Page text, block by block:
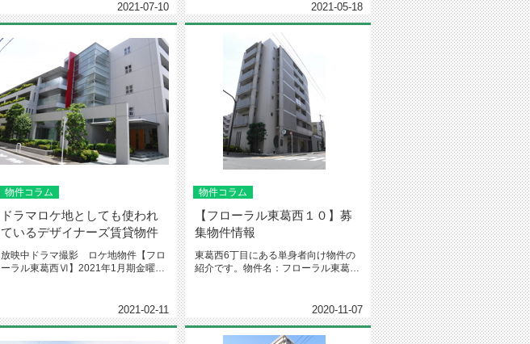
2021-07-10 2021-05-18
物件コラム
ドラマロケ地としても使われ
ているデザイナーズ賃貸物件
放映中ドラマ撮影 ロケ地物件【フロ
ーラル東葛西Ⅵ】2021年1月期金曜日
2021-02-11
物件コラム
【フローラル東葛西１０】募
集物件情報
東葛西6丁目にある単身者向け物件の
紹介です。物件名：フローラル東葛西
2020-11-07